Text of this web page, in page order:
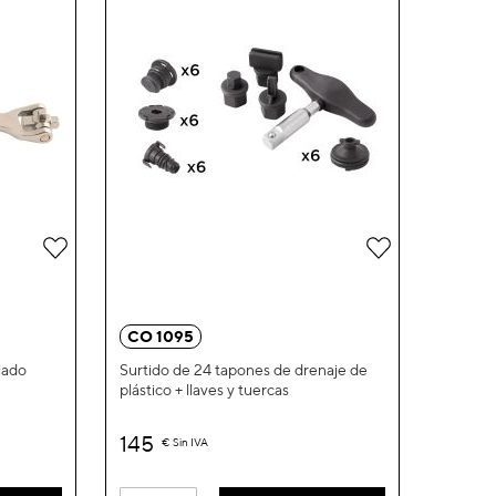
Añadir
CO 1095
Surtido de 24 tapones de drenaje de
plástico + llaves y tuercas
145 € Sin IVA
Añadir